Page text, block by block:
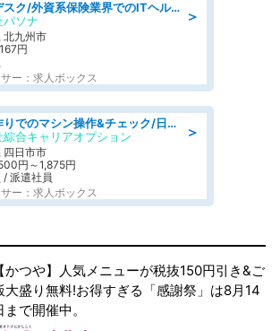
＞
ヘルプデスク/外資系保険業界でのITヘルプデスク業務/駅近/即日勤務可/ヘルプデスク
パソナ
北九州市
円
ー：求人ボックス
＞
半導体作りでのマシン操作&チェック/日払いOK
綜合キャリアオプション
四日市市
円～1,875円
/ 派遣社員
ー：求人ボックス
【かつや】人気メニューが税抜150円引き&ご
大盛り無料!お得すぎる「感謝祭」は8月14
まで開催中。